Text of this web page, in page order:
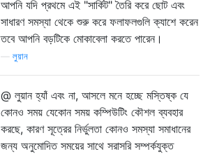
আপনি যদি প্রথমে এই "সার্কিট" তৈরি করে ছোট এবং
সাধারণ সমস্যা থেকে শুরু করে ফলাফলগুলি ক্যাশে করেন
তবে আপনি বড়টিকে মোকাবেলা করতে পারেন।
লুয়ান
@ লুয়ান হ্যাঁ এবং না, আসলে মনে হচ্ছে মস্তিষ্ক যে
কোনও সময় যেকোন সময় কম্পিউটিং কৌশল ব্যবহার
করছে, কারণ সূত্রের নির্ভুলতা কোনও সমস্যা সমাধানের
জন্য অনুমোদিত সময়ের সাথে সরাসরি সম্পর্কযুক্ত